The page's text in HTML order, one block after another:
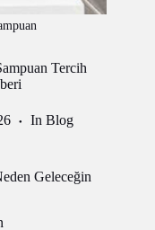
Tercih
In Blog
Geleceğin